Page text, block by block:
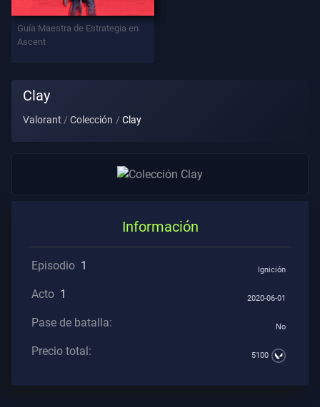
INFORMACIÓN
Noticias
Artículos
Guía Maestra de Estrategia en
Ascent
Clay
Valorant Colección Clay
Información
Episodio 1 Ignición
Acto 1 2020-06-01
Pase de batalla: No
Precio total: 5100